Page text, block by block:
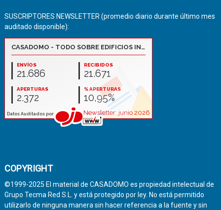
SUSCRIPTORES NEWSLETTER (promedio diario durante último mes
auditado disponible):
COPYRIGHT
©1999-2025 El material de CASADOMO es propiedad intelectual de
Grupo Tecma Red S.L. y está protegido por ley. No está permitido
utilizarlo de ninguna manera sin hacer referencia a la fuente y sin